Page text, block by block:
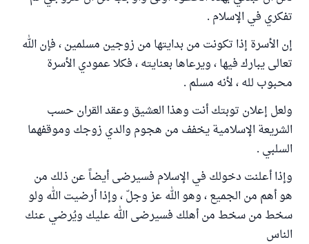
تفكري في الإسلام .
إن الأسرة إذا تكونت من بدايتها من زوجين مسلمين ، فإن الله
تعالى يبارك فيها ، ويرعاها بعنايته ، فكلا عمودي الأسرة
محبوب لله ، لأنه مسلم .
ولعل إعلان توبتك أنت وهذا العشيق وعقد القران حسب
الشريعة الإسلامية يخفف من هجوم والدي زوجك وموقفهما
السلبي .
وإذا أعلنت دخولك في الإسلام فسيرضى أيضاً عن ذلك من
هو أهم من الجميع ، وهو الله عز وجلّ ، وإذا أرضيت الله ولو
سخط من سخط من أهلك فسيرضى الله عليك ويُرضي عنك
الناس